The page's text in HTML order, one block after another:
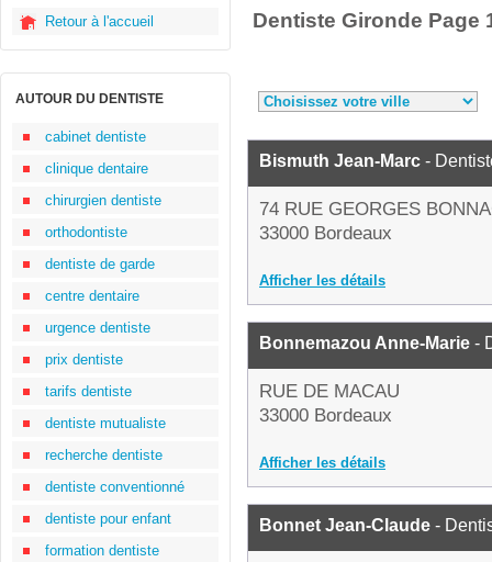
Retour à l'accueil
AUTOUR DU DENTISTE
cabinet dentiste
clinique dentaire
chirurgien dentiste
orthodontiste
dentiste de garde
centre dentaire
urgence dentiste
prix dentiste
tarifs dentiste
dentiste mutualiste
recherche dentiste
dentiste conventionné
dentiste pour enfant
formation dentiste
Dentiste Gironde Page
Bismuth Jean-Marc -
74 RUE GEORGES
33000 Bordeaux
Afficher les détails
Bonnemazou Anne-Marie -
RUE DE MACAU
33000 Bordeaux
Afficher les détails
Bonnet Jean-Claude -